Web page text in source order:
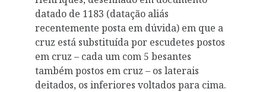
datado de 1183 (datação aliás
recentemente posta em dúvida) em que a
cruz está substituída por escudetes postos
em cruz – cada um com 5 besantes
também postos em cruz – os laterais
deitados, os inferiores voltados para cima.